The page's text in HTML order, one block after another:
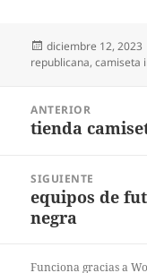
Publicado
el
diciembre 12, 2023
republicana,camiseta
entradas
ANTERIOR
Entrada
tienda
SIGUIENTE
Entrada
siguiente:
equipos de
negra
Funciona gracias a